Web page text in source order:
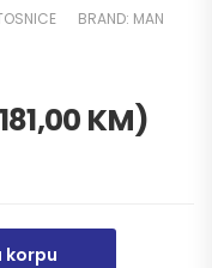
BRAND: MAN
181,00 KM)
korpu